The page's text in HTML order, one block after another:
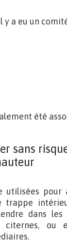
a eu un
été
sans
utilisées
trappe
dans
citernes,